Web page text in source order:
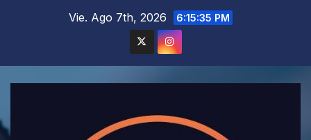
Vie. Ago 7th, 2026 6:15:37 PM